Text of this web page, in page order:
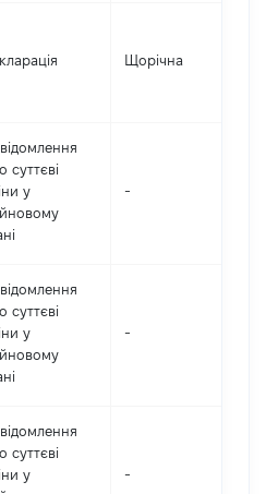
Щорічна
суттєві
y
-
суттєві
y
-
суттєві
y
-